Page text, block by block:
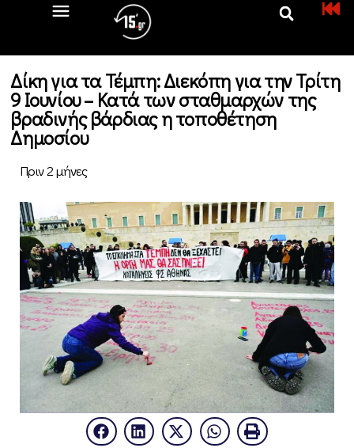
Δίκη για τα Τέμπη: Διεκόπη για την Τρίτη
9 Ιουνίου – Κατά των σταθμαρχών της
βραδινής βάρδιας η τοποθέτηση
Δημοσίου
Πριν 2 μήνες